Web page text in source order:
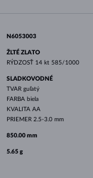
N6053003
ŽLTÉ ZLATO
RÝDZOSŤ 14 kt 585/1000
SLADKOVODNÉ
TVAR guľatý
FARBA biela
KVALITA AA
PRIEMER 2.5-3.0 mm
850.00 mm
5.65 g